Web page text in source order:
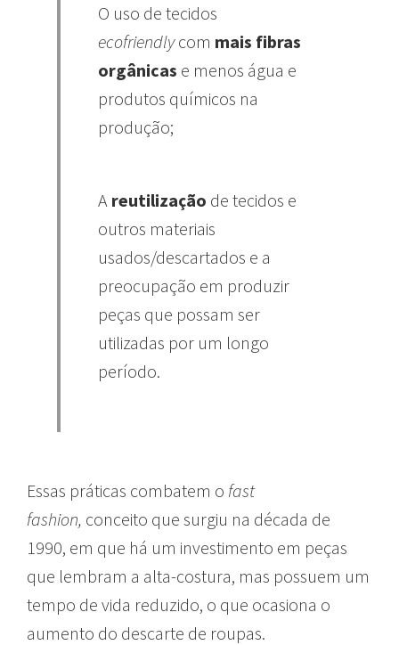
O uso de tecidos
ecofriendlycom mais fibras
orgânicas e menos água e
produtos químicos na
produção;
A reutilização de tecidos e
outros materiais
usados/descartados e a
preocupação em produzir
peças que possam ser
utilizadas por um longo
período.
Essas práticas combatem o fast
fashion, conceito que surgiu na década de
1990, em que há um investimento em peças
que lembram a alta-costura, mas possuem um
tempo de vida reduzido, o que ocasiona o
aumento do descarte de roupas.